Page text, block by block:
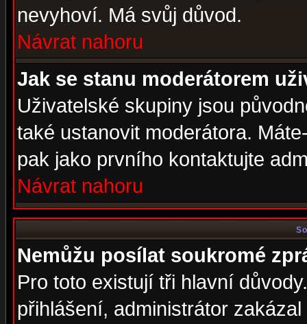
nevyhoví. Má svůj důvod.
Návrat nahoru
Jak se stanu moderátorem
Uživatelské skupiny jsou
také ustanovit moderátora.
pak jako prvního kontaktujte
Návrat nahoru
Nemůžu posílat soukromé
Pro toto existují tři hlavní
přihlášení, administrátor